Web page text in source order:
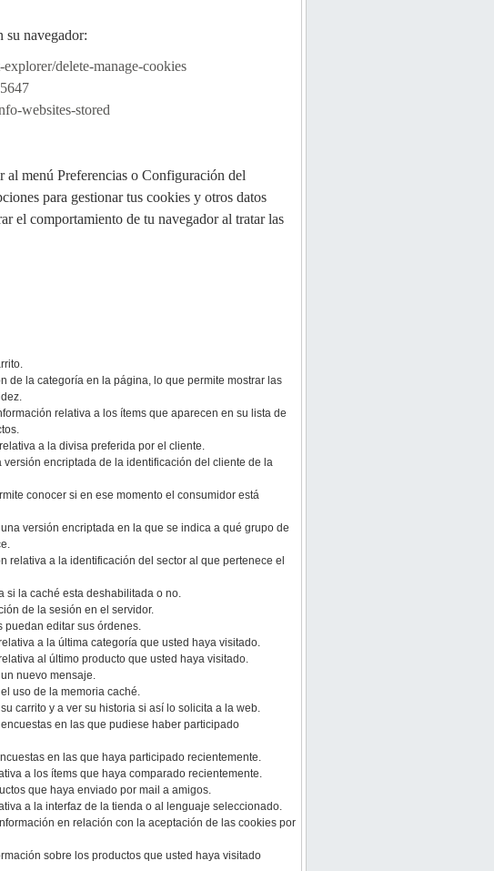
su navegador:
delete-manage-cookies
websites-stored
al menú Preferencias o Configuración del
para gestionar tus cookies y otros datos
el comportamiento de tu navegador al tratar las
de la categoría en la página, lo que permite mostrar las
relativa a los ítems que aparecen en su lista de
a la divisa preferida por el cliente.
versión encriptada de la identificación del cliente de la
conocer si en ese momento el consumidor está
versión encriptada en la que se indica a qué grupo de
relativa a la identificación del sector al que pertenece el
si la caché esta deshabilitada o no.
de la sesión en el servidor.
puedan editar sus órdenes.
a la última categoría que usted haya visitado.
al último producto que usted haya visitado.
nuevo mensaje.
uso de la memoria caché.
carrito y a ver su historia si así lo solicita a la web.
en las que pudiese haber participado
en las que haya participado recientemente.
a los ítems que haya comparado recientemente.
que haya enviado por mail a amigos.
a la interfaz de la tienda o al lenguaje seleccionado.
en relación con la aceptación de las cookies por
sobre los productos que usted haya visitado